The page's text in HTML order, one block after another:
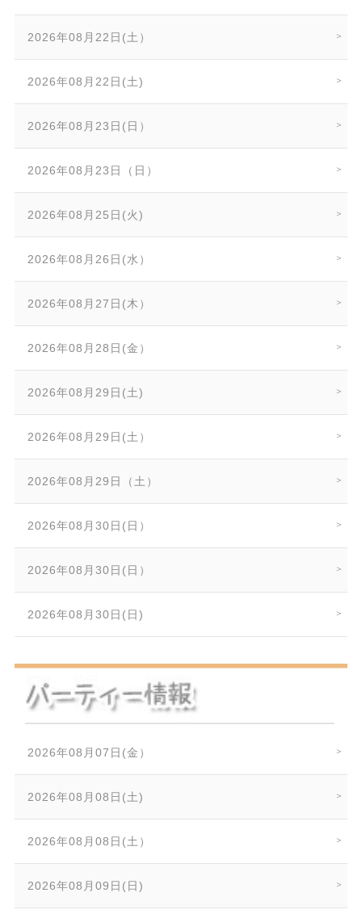
2026年08月22日(土）
2026年08月22日(土)
2026年08月23日(日）
2026年08月23日（日）
2026年08月25日(火)
2026年08月26日(水）
2026年08月27日(木）
2026年08月28日(金）
2026年08月29日(土)
2026年08月29日(土）
2026年08月29日（土）
2026年08月30日(日）
2026年08月30日(日）
2026年08月30日(日)
2026年08月07日(金）
2026年08月08日(土)
2026年08月08日(土）
2026年08月09日(日)